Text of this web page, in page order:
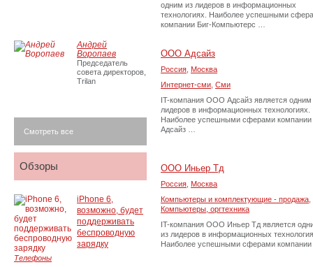
одним из лидеров в информационных
технологиях. Наиболее успешными
компании Биг-Компьютерс …
ООО Адсайз
Россия Москва
Интернет-сми Сми
IT-компания ООО Адсайз является одним
лидеров в информационных технологиях.
Наиболее успешными сферами компании
Адсайз …
ООО Иньер Тд
Россия Москва
Компьютеры и комплектующие - продажа
Компьютеры, оргтехника
IT-компания ООО Иньер Тд является
из лидеров в информационных
Наиболее успешными сферами
Андрей
Воропаев
Председатель
совета директоров,
Trilan
Смотреть все
Обзоры
iPhone 6,
возможно, будет
поддерживать
беспроводную
зарядку
Телефоны